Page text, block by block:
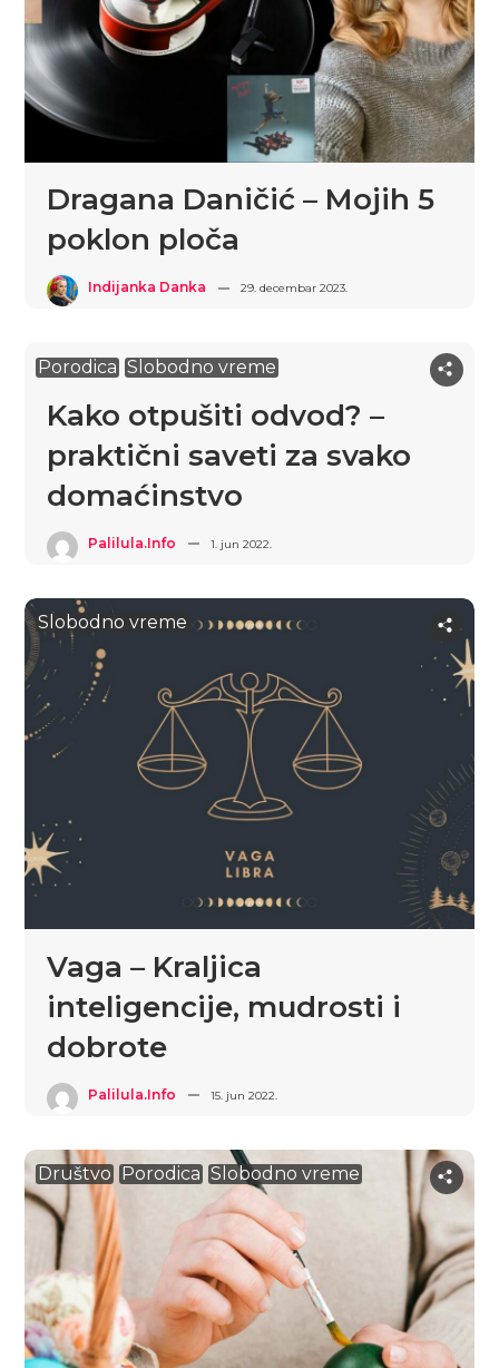
Dragana Daničić – Mojih 5
poklon ploča
Indijanka Danka 29. decembar 2023.
Porodica Slobodno vreme
Kako otpušiti odvod? –
praktični saveti za svako
domaćinstvo
Palilula.info 1. jun 2022.
Slobodno vreme
Vaga – Kraljica
inteligencije, mudrosti i
dobrote
Palilula.info 15. jun 2022.
Društvo Porodica Slobodno vreme